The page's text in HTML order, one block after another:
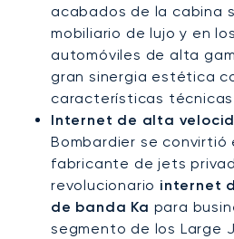
acabados de la cabina
mobiliario de lujo y en
automóviles de alta
gran sinergia estética
características
Internet de alta
Bombardier se convirtió
fabricante de jets
revolucionario internet
de banda Ka para
segmento de los Large